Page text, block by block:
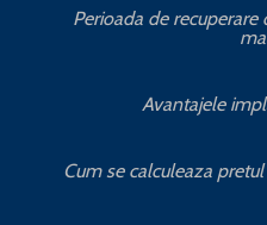
Perioada de
Avantajele
Cum se calculeaza